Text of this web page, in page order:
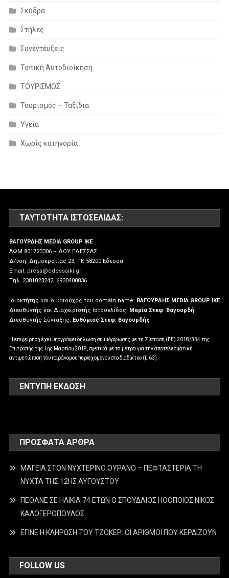
Σκύδρα
Στήλες
Συνεντέυξεις
Τοπική Αυτοδιοίκηση
ΤΟΥΡΙΣΜΟΣ
Τουρισμός – Ταξίδια
Υγεία
Χωρίς κατηγορία
ΤΑΥΤΌΤΗΤΑ ΙΣΤΟΣΕΛΊΔΑΣ:
ΒΑΓΟΥΡΔΗΣ MEDIA GROUP IKE
ΑΦΜ 801723306 – ΔΟΥ ΕΔΕΣΣΑΣ
Δ/νση: Δημοκρατίας 23, ΤΚ 58200 Εδεσσα
Email: press@edessaiki.gr
Tηλ. 2381023242, 6930400836
Ιδιοκτήτης και δικαιούχος του domain name: ΒΑΓΟΥΡΔΗΣ MEDIA GROUP IKE
Διευθυντής και Διαχειριστής Ιστοσελίδας: Μαρία Στεφ. Βαγουρδή
Διευθυντής Σύνταξης: Ευθύμιος Στεφ. Βαγουρδής
Η επιχείρηση έχει υπογράψει δήλωση συμμόρφωσης με τη Σύσταση (ΕΕ) 2018/334 της
Επιτροπής της 1ης Μαρτίου 2018, σχετικά με τα μέτρα για την αποτελεσματική
αντιμετώπιση του παράνομου περιεχομένου στο διαδίκτυο (L 63)
ΕΝΤΥΠΗ ΕΚΔΟΣΗ
ΠΡΌΣΦΑΤΑ ΆΡΘΡΑ
ΜΑΓΕΙΑ ΣΤΟΝ ΝΥΧΤΕΡΙΝΟ ΟΥΡΑΝΟ – ΠΕΦΤΑΣΤΕΡΙΑ ΤΗ
ΝΥΧΤΑ ΤΗΣ 12ΗΣ ΑΥΓΟΥΣΤΟΥ
ΠΕΘΑΝΕ ΣΕ ΗΛΙΚΙΑ 74 ΕΤΩΝ Ο ΣΠΟΥΔΑΙΟΣ ΗΘΟΠΟΙΟΣ ΝΙΚΟΣ
ΚΑΛΟΓΕΡΟΠΟΥΛΟΣ
ΕΓΙΝΕ Η ΚΛΗΡΩΣΗ ΤΟΥ ΤΖΟΚΕΡ: ΟΙ ΑΡΙΘΜΟΙ ΠΟΥ ΚΕΡΔΙΖΟΥΝ
FOLLOW US